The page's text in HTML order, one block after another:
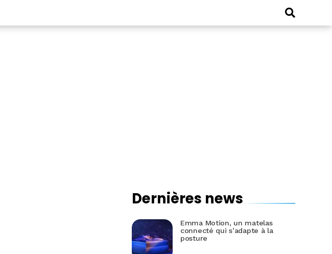
Dernières news
Emma Motion, un matelas
connecté qui s’adapte à la
posture